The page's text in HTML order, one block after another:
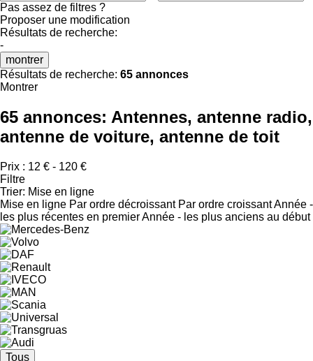
Pas assez de filtres ?
Proposer une modification
Résultats de recherche:
-
montrer
Résultats de recherche: 65 annonces
Montrer
65 annonces: Antennes, antenne radio,
antenne de voiture, antenne de toit
Prix : 12 € - 120 €
Filtre
Trier: Mise en ligne
Mise en ligne Par ordre décroissant Par ordre croissantAnnée -
les plus récentes en premierAnnée - les plus anciens au début
Tous